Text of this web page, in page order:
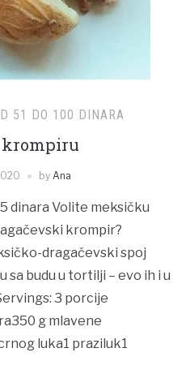
51 DO 100 DINARA
krompiru
by Ana
dinara Volite meksičku
krompir?
dragačevski spoj
sa budu u tortilji – evo ih i u
3 porcije
g mlavene
luka1 praziluk1